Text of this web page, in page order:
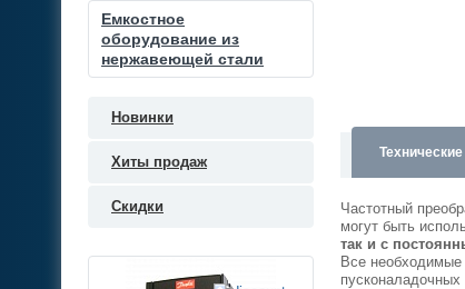
Емкостное
оборудование из
нержавеющей стали
Новинки
Хиты продаж
Скидки
Частотный
могут быть
так и с
Все необходимые
пусконаладочных